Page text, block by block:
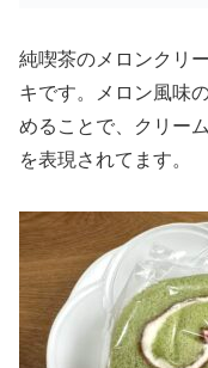
純喫茶のメロンクリ
キです。メロン風味
めることで、クリー
を表現されてます。